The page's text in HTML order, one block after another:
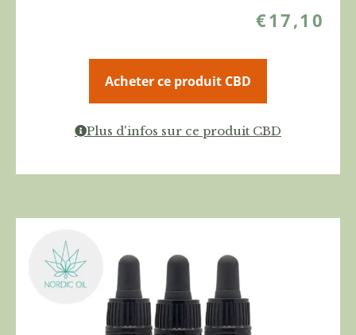
€17,10
Acheter ce produit CBD
Plus d'infos sur ce produit CBD